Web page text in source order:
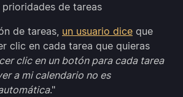
de tareas
de tareas, un usuario dice que
clic en cada tarea que quieras
clic en un botón para cada tarea
a mi calendario no es
."